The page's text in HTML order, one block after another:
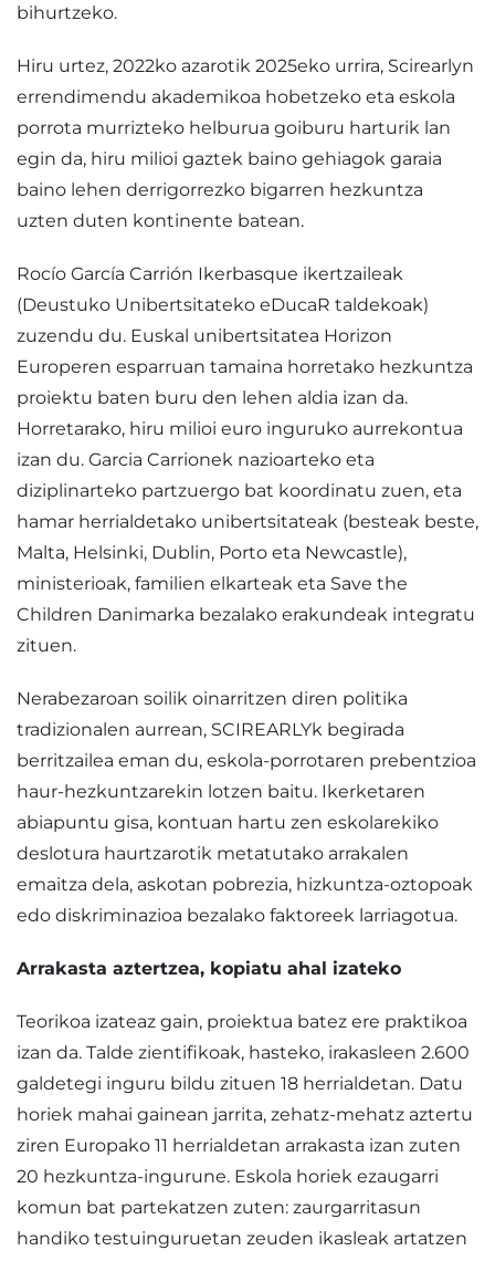
bihurtzeko.
Hiru urtez, 2022ko azarotik 2025eko urrira, Scirearlyn
errendimendu akademikoa hobetzeko eta eskola
porrota murrizteko helburua goiburu harturik lan
egin da, hiru milioi gaztek baino gehiagok garaia
baino lehen derrigorrezko bigarren hezkuntza
uzten duten kontinente batean.
Rocío García Carrión Ikerbasque ikertzaileak
(Deustuko Unibertsitateko eDucaR taldekoak)
zuzendu du. Euskal unibertsitatea Horizon
Europeren esparruan tamaina horretako hezkuntza
proiektu baten buru den lehen aldia izan da.
Horretarako, hiru milioi euro inguruko aurrekontua
izan du. Garcia Carrionek nazioarteko eta
diziplinarteko partzuergo bat koordinatu zuen, eta
hamar herrialdetako unibertsitateak (besteak beste,
Malta, Helsinki, Dublin, Porto eta Newcastle),
ministerioak, familien elkarteak eta Save the
Children Danimarka bezalako erakundeak integratu
zituen.
Nerabezaroan soilik oinarritzen diren politika
tradizionalen aurrean, SCIREARLYk begirada
berritzailea eman du, eskola-porrotaren prebentzioa
haur-hezkuntzarekin lotzen baitu. Ikerketaren
abiapuntu gisa, kontuan hartu zen eskolarekiko
deslotura haurtzarotik metatutako arrakalen
emaitza dela, askotan pobrezia, hizkuntza-oztopoak
edo diskriminazioa bezalako faktoreek larriagotua.
Arrakasta aztertzea, kopiatu ahal izateko
Teorikoa izateaz gain, proiektua batez ere praktikoa
izan da. Talde zientifikoak, hasteko, irakasleen 2.600
galdetegi inguru bildu zituen 18 herrialdetan. Datu
horiek mahai gainean jarrita, zehatz-mehatz aztertu
ziren Europako 11 herrialdetan arrakasta izan zuten
20 hezkuntza-ingurune. Eskola horiek ezaugarri
komun bat partekatzen zuten: zaurgarritasun
handiko testuinguruetan zeuden ikasleak artatzen